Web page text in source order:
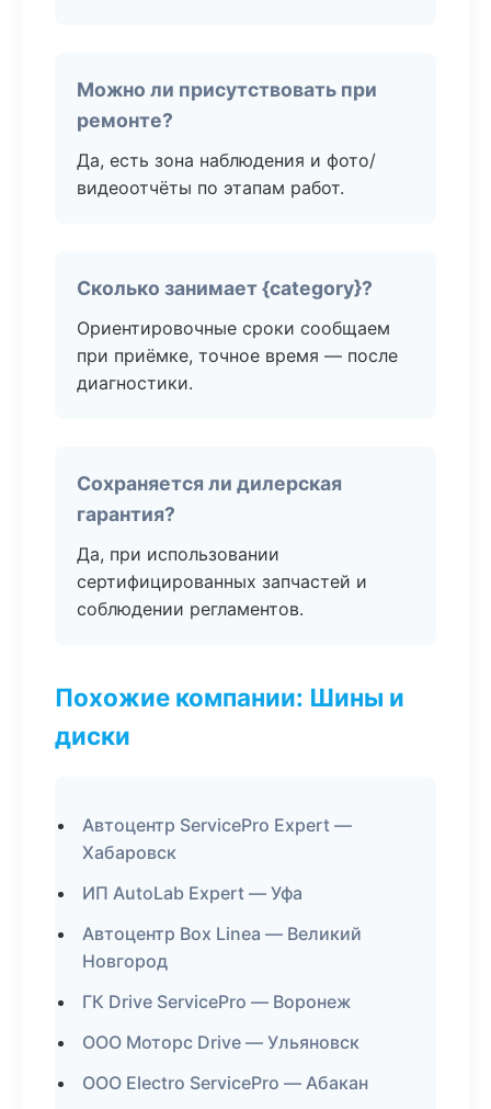
Можно ли присутствовать при
ремонте?
Да, есть зона наблюдения и фото/
видеоотчёты по этапам работ.
Сколько занимает {category}?
Ориентировочные сроки сообщаем
при приёмке, точное время — после
диагностики.
Сохраняется ли дилерская
гарантия?
Да, при использовании
сертифицированных запчастей и
соблюдении регламентов.
Похожие компании: Шины и
диски
Автоцентр ServicePro Expert —
Хабаровск
ИП AutoLab Expert — Уфа
Автоцентр Box Linea — Великий
Новгород
ГК Drive ServicePro — Воронеж
ООО Моторс Drive — Ульяновск
ООО Electro ServicePro — Абакан